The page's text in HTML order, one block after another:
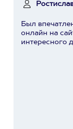
Был
онлайн на
интересного